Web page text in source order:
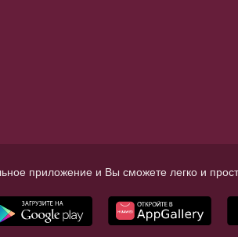
приложение и Вы сможете легко и